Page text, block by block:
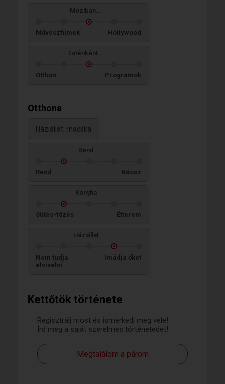
Kettőtök története
Regisztrálj most és ismerkedj meg vele!
Írd meg a saját szerelmes történetedet!
Megtalálom a párom
Moziban...
Művészfilmek Hollywood
Esténként...
Otthon Programok
Otthona
Háziállat: macska
Rend
Rend Káosz
Konyha
Sütés-főzés Étterem
Háziállat
Nem tudja
elviselni
Imádja őket